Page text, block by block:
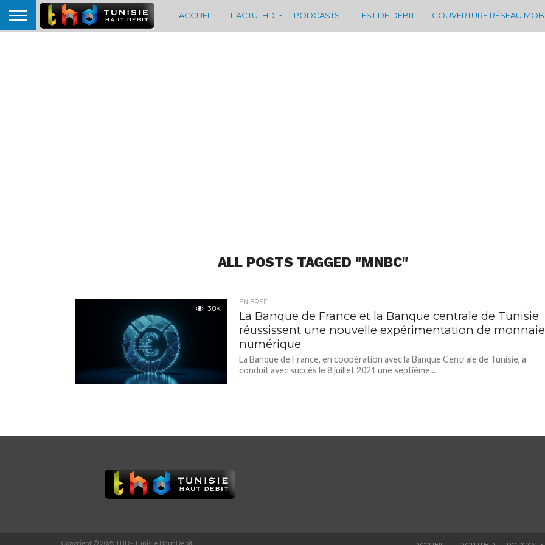
ACCUEIL L’ACTUTHD PODCASTS TEST DE DÉBIT COUVERTURE RÉSEAU
ALL POSTS TAGGED "MNBC"
3.8K
EN BREF
La Banque de France et la Banque centrale de Tunisie
réussissent une nouvelle expérimentation de monnaie
numérique
La Banque de France, en coopération avec la Banque Centrale de Tunisie, a
conduit avec succès le 8 juillet 2021 une septième...
Copyright © 2025 THD - Tunisie Haut Debit.